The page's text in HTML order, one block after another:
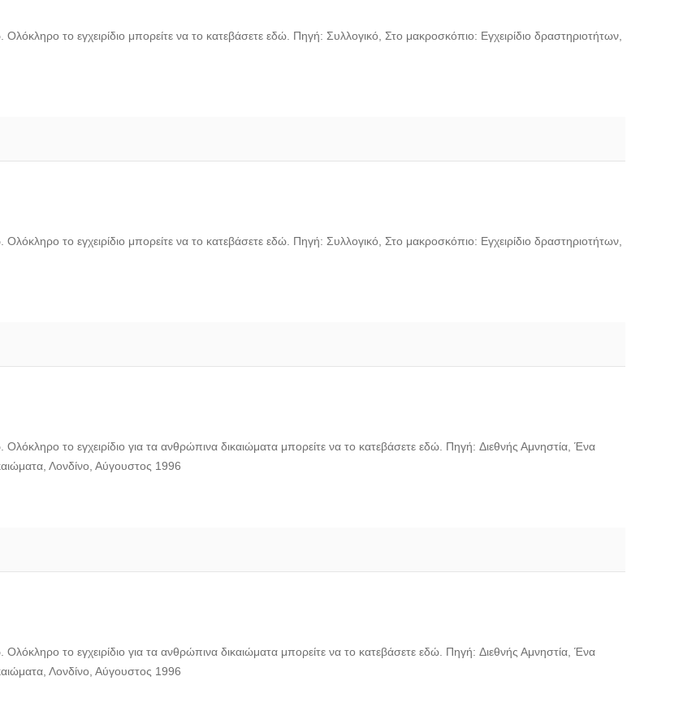
το εγχειρίδιο μπορείτε να το κατεβάσετε εδώ. Πηγή: Συλλογικό, Στο μακροσκόπιο: Εγχειρίδιο δραστηριοτήτων,
το εγχειρίδιο μπορείτε να το κατεβάσετε εδώ. Πηγή: Συλλογικό, Στο μακροσκόπιο: Εγχειρίδιο δραστηριοτήτων,
το εγχειρίδιο για τα ανθρώπινα δικαιώματα μπορείτε να το κατεβάσετε εδώ. Πηγή: Διεθνής Αμνηστία, Ένα
Λονδίνο, Αύγουστος 1996
το εγχειρίδιο για τα ανθρώπινα δικαιώματα μπορείτε να το κατεβάσετε εδώ. Πηγή: Διεθνής Αμνηστία, Ένα
Λονδίνο, Αύγουστος 1996